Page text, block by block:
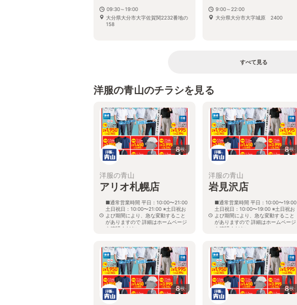
09:30～19:00
大分県大分市大字佐賀関2232番地の
158
9:00～22:00
大分県大分市大字城原 2400
すべて見る
洋服の青山のチラシを見る
8枚
洋服の青山
アリオ札幌店
■通常営業時間 平日：10:00〜21:00
土日祝日：10:00〜21:00 ※土日祝お
よび期間により、急な変動すること
がありますので 詳細はホームページ
を確認ください
8枚
洋服の青山
岩見沢店
■通常営業時間 平日：10:00〜19:00
土日祝日：10:00〜19:00 ※土日祝お
よび期間により、急な変動すること
がありますので 詳細はホームページ
を確認ください
8枚 8枚